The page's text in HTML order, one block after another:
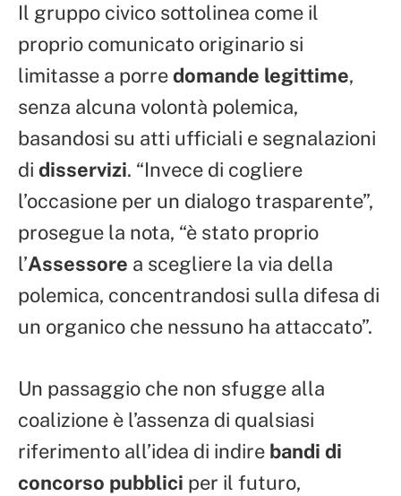
Il gruppo civico sottolinea come il
proprio comunicato originario si
limitasse a porredomande legittime,
senza alcuna volontà polemica,
basandosi su atti ufficiali e segnalazioni
di disservizi. “Invece di cogliere
l’occasione per un dialogo trasparente”,
prosegue la nota, “è stato proprio
l’Assessore a scegliere la via della
polemica, concentrandosi sulla difesa di
un organico che nessuno ha attaccato”.
Un passaggio che non sfugge alla
coalizione è l’assenza di qualsiasi
riferimento all’idea di indire bandi di
concorso pubblici per il futuro,